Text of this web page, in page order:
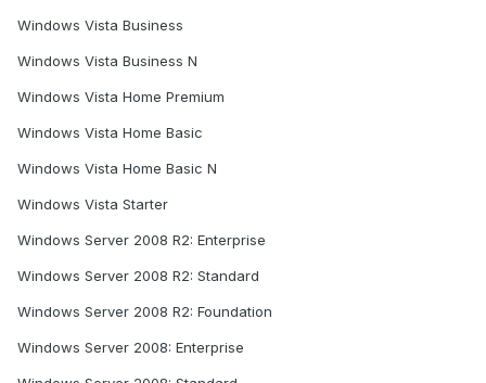
Windows Vista Business
Windows Vista Business N
Windows Vista Home Premium
Windows Vista Home Basic
Windows Vista Home Basic N
Windows Vista Starter
Windows Server 2008 R2: Enterprise
Windows Server 2008 R2: Standard
Windows Server 2008 R2: Foundation
Windows Server 2008: Enterprise